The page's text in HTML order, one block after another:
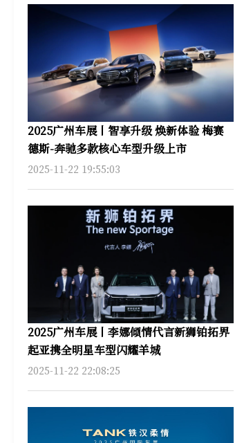
2025广州车展丨智享升级 焕新体验 梅赛
德斯-奔驰多款核心车型升级上市
2025-11-22 19:55:03
2025广州车展丨李娜倾情代言新狮铂拓界
起亚携全明星车型闪耀羊城
2025-11-22 22:08:25